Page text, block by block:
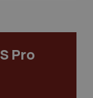
Pro